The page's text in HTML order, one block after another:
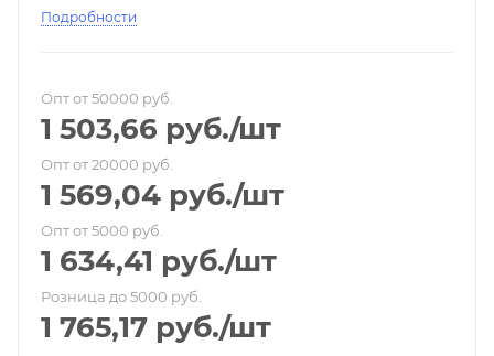
Подробности
Опт от 50000 руб.
1 503,66 руб./шт
Опт от 20000 руб.
1 569,04 руб./шт
Опт от 5000 руб.
1 634,41 руб./шт
Розница до 5000 руб.
1 765,17 руб./шт